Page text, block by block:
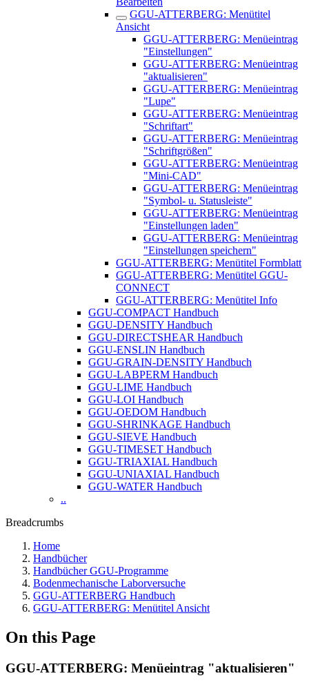
GGU-ATTERBERG: Menütitel
Ansicht
GGU-ATTERBERG: Menüeintrag
"Einstellungen"
GGU-ATTERBERG: Menüeintrag
"aktualisieren"
GGU-ATTERBERG: Menüeintrag
"Lupe"
GGU-ATTERBERG: Menüeintrag
"Schriftart"
GGU-ATTERBERG: Menüeintrag
"Schriftgrößen"
GGU-ATTERBERG: Menüeintrag
"Mini-CAD"
GGU-ATTERBERG: Menüeintrag
"Symbol- u. Statusleiste"
GGU-ATTERBERG: Menüeintrag
"Einstellungen laden"
GGU-ATTERBERG: Menüeintrag
"Einstellungen speichern"
GGU-ATTERBERG: Menütitel Formblatt
GGU-ATTERBERG: Menütitel GGU-
CONNECT
GGU-ATTERBERG: Menütitel Info
GGU-COMPACT Handbuch
GGU-DENSITY Handbuch
GGU-DIRECTSHEAR Handbuch
GGU-ENSLIN Handbuch
GGU-GRAIN-DENSITY Handbuch
GGU-LABPERM Handbuch
GGU-LIME Handbuch
GGU-LOI Handbuch
GGU-OEDOM Handbuch
GGU-SHRINKAGE Handbuch
GGU-SIEVE Handbuch
GGU-TIMESET Handbuch
GGU-TRIAXIAL Handbuch
GGU-UNIAXIAL Handbuch
GGU-WATER Handbuch
..
Breadcrumbs
Home
Handbücher
Handbücher GGU-Programme
Bodenmechanische Laborversuche
GGU-ATTERBERG Handbuch
GGU-ATTERBERG: Menütitel Ansicht
On this Page
GGU-ATTERBERG: Menüeintrag "aktualisieren"